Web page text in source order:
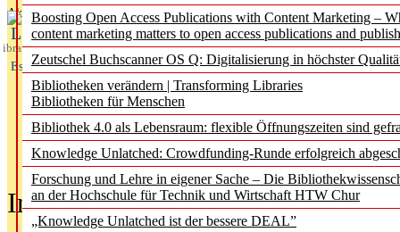
Boosting Open Access Publications with Content Marketing –
content marketing matters to open access publications and
Zeutschel Buchscanner OS Q: Digitalisierung in höchster
Bibliotheken verändern | Transforming Libraries
Bibliotheken für Menschen
Bibliothek 4.0 als Lebensraum: flexible Öffnungszeiten sind
Knowledge Unlatched: Crowdfunding-Runde erfolgreich
Forschung und Lehre in eigener Sache – Die
an der Hochschule für Technik und Wirtschaft HTW Chur
„Knowledge Unlatched ist der bessere DEAL”
Aktuelles aus
L
ibrary
Essentials
In der Ausgabe06/2026(August